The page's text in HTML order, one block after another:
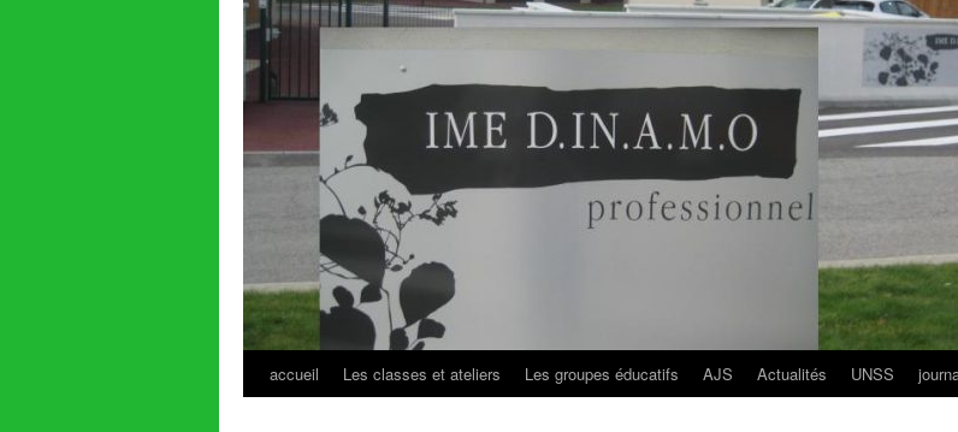
Aller
accueil Les classes et ateliers Les groupes éducatifs AJS Actualités UNSS